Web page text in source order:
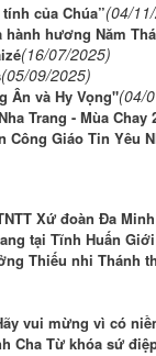
của Chúa”(04/
hương Năm
(16/07/2025)
(05/09/2025)
Ân và Hy Vọng"(04/
Trang - Mùa Chay
Công Giáo Tin Yêu
Xứ đoàn Đa
tại Tĩnh Huấn
Thiếu nhi Thánh
vui mừng vì có
Cha Từ khóa sứ